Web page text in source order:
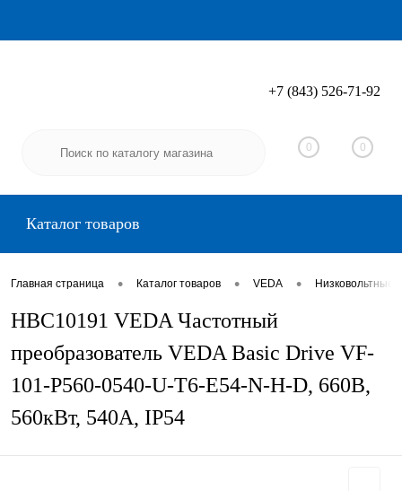
Вход Регистрация
+7 (843) 526-71-92
0 0
Каталог товаров
Главная страница • Каталог товаров • VEDA •
HBC10191 VEDA Частотный
преобразователь VEDA Basic Drive VF-
101-P560-0540-U-T6-E54-N-H-D, 660В,
560кВт, 540А, IP54